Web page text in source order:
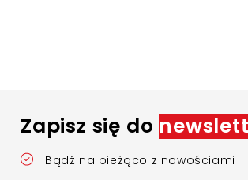
Zapisz się do
Bądź na bieżąco z nowościami